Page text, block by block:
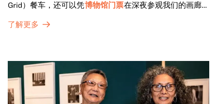
Grid）餐车，还可以凭博物馆门票在深夜参观我们的画廊和
了解更多